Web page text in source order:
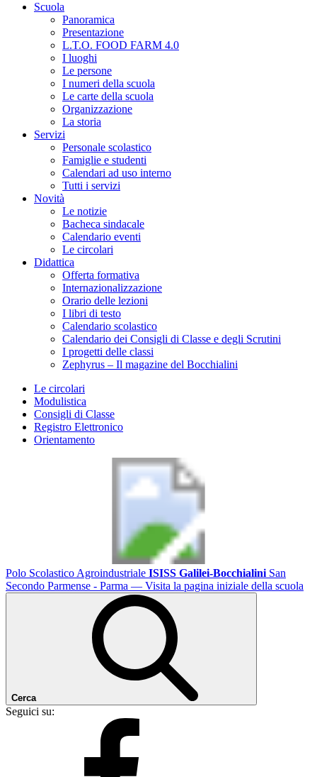
Scuola
Panoramica
Presentazione
L.T.O. FOOD FARM 4.0
I luoghi
Le persone
I numeri della scuola
Le carte della scuola
Organizzazione
La storia
Servizi
Personale scolastico
Famiglie e studenti
Calendari ad uso interno
Tutti i servizi
Novità
Le notizie
Bacheca sindacale
Calendario eventi
Le circolari
Didattica
Offerta formativa
Internazionalizzazione
Orario delle lezioni
I libri di testo
Calendario scolastico
Calendario dei Consigli di Classe e degli Scrutini
I progetti delle classi
Zephyrus – Il magazine del Bocchialini
Le circolari
Modulistica
Consigli di Classe
Registro Elettronico
Orientamento
Polo Scolastico Agroindustriale ISISS Galilei-Bocchialini San
Secondo Parmense - Parma — Visita la pagina iniziale della scuola
Cerca
Seguici su: